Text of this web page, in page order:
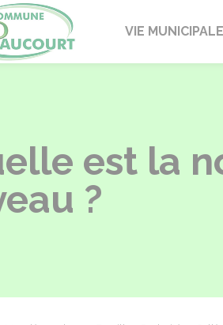
PaucourtVIE MUNICIPALE
est la
?